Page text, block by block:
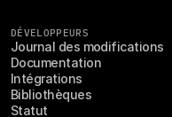
DÉVELOPPEURS
Journal des modifications
Documentation
Intégrations
Bibliothèques
Statut